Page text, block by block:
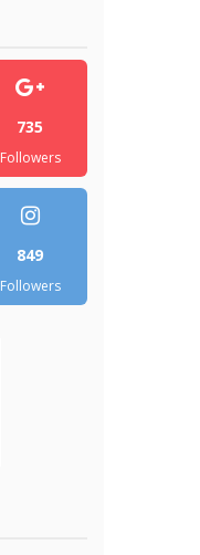
735
Followers
849
Followers